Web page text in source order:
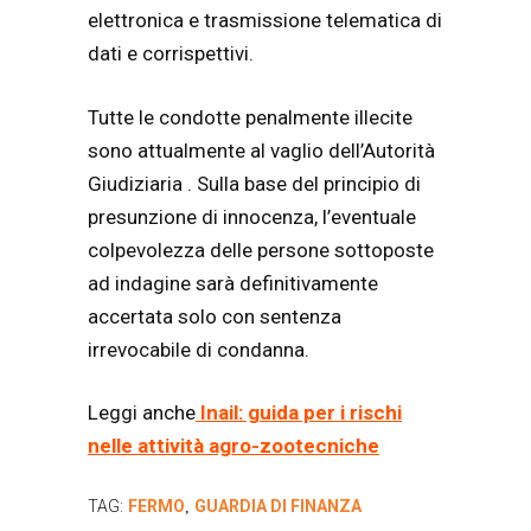
elettronica e trasmissione telematica di
dati e corrispettivi.
Tutte le condotte penalmente illecite
sono attualmente al vaglio dell’Autorità
Giudiziaria . Sulla base del principio di
presunzione di innocenza, l’eventuale
colpevolezza delle persone sottoposte
ad indagine sarà definitivamente
accertata solo con sentenza
irrevocabile di condanna.
Leggi anche Inail: guida per i rischi
nelle attività agro-zootecniche
TAG: FERMO GUARDIA DI FINANZA